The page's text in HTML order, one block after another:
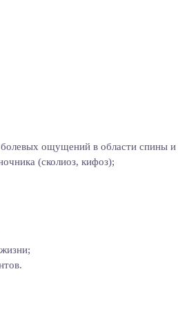
болевых ощущений в области спины
(сколиоз, кифоз);